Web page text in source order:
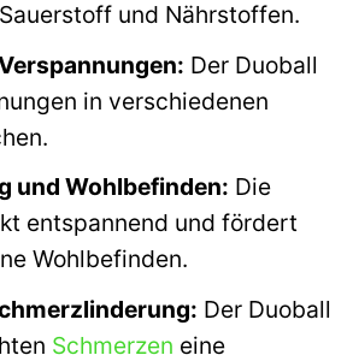
und Nährstoffen.
Der Duoball
in verschiedenen
und Wohlbefinden: Die
entspannend und fördert
Wohlbefinden.
Der Duoball
Schmerzen eine